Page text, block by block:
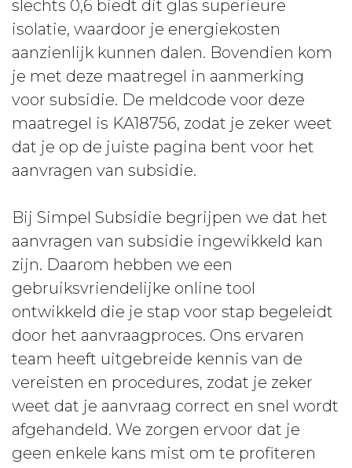
slechts 0,6 biedt dit glas superieure
isolatie, waardoor je energiekosten
aanzienlijk kunnen dalen. Bovendien kom
je met deze maatregel in aanmerking
voor subsidie. De meldcode voor deze
maatregel is KA18756, zodat je zeker weet
dat je op de juiste pagina bent voor het
aanvragen van subsidie.
Bij Simpel Subsidie begrijpen we dat het
aanvragen van subsidie ingewikkeld kan
zijn. Daarom hebben we een
gebruiksvriendelijke online tool
ontwikkeld die je stap voor stap begeleidt
door het aanvraagproces. Ons ervaren
team heeft uitgebreide kennis van de
vereisten en procedures, zodat je zeker
weet dat je aanvraag correct en snel wordt
afgehandeld. We zorgen ervoor dat je
geen enkele kans mist om te profiteren